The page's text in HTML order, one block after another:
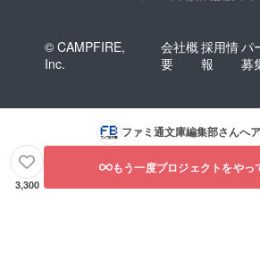
© CAMPFIRE,
Inc.
会社概
要
採用情
報
パ
募
ファミ通文庫編集部さんへ
3,300
もう一度プロジェクトをやっ